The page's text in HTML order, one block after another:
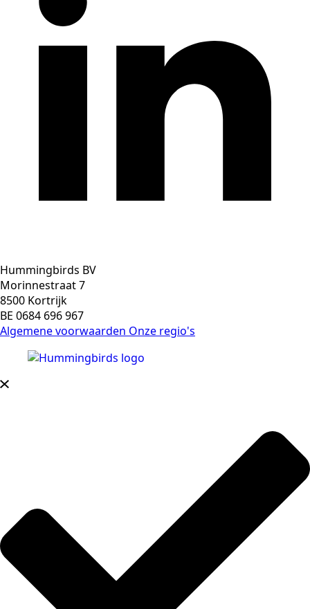
Hummingbirds BV
Morinnestraat 7
8500 Kortrijk
BE 0684 696 967
Algemene voorwaarden Onze regio's